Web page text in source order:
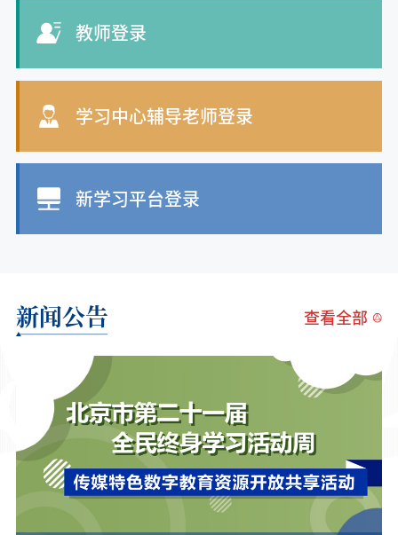
教师登录
学习中心辅导老师登录
新学习平台登录
新闻公告 查看全部